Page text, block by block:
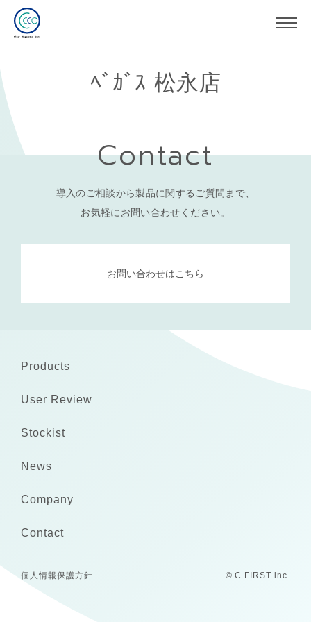
ﾍﾞｶﾞｽ 松永店
Contact
導入のご相談から製品に関するご質問まで、
お気軽にお問い合わせください。
お問い合わせはこちら
Products
User Review
Stockist
News
Company
Contact
個人情報保護方針 © C FIRST inc.